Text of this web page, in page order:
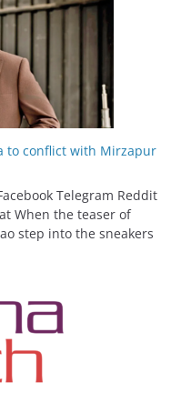
to conflict with Mirzapur
Telegram Reddit
When the teaser of
step into the sneakers